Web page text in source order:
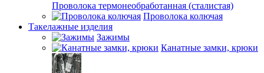
Проволока термонеобработанная (сталистая)
Проволока колючая
Такелажные изделия
Зажимы
Канатные замки, крюки